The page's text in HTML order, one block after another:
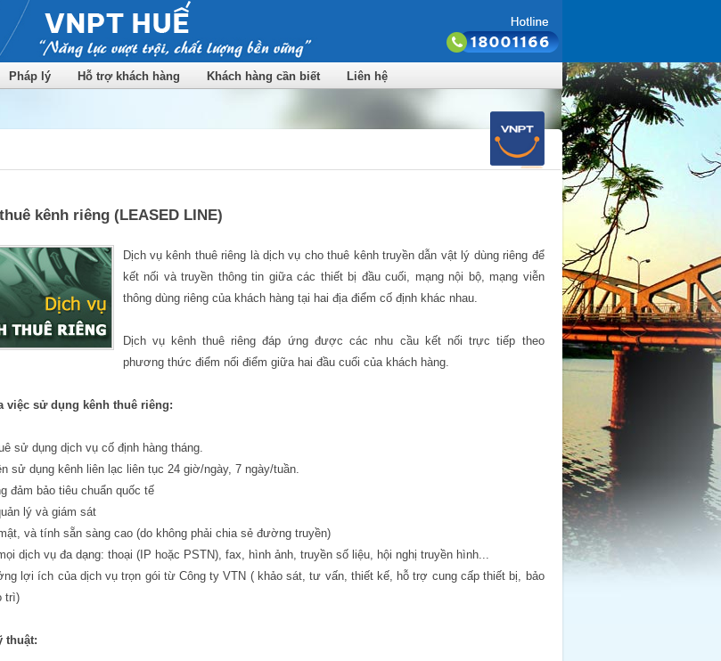
Pháp lý Hỗ trợ khách hàng Khách hàng cần biết Liên hệ
kênh riêng (LEASED LINE)
Dịch vụ kênh thuê riêng là dịch vụ cho thuê kênh truyền dẫn vật lý dùng riêng để
kết nối và truyền thông tin giữa các thiết bị đầu cuối, mạng nội bộ, mạng viễn
thông dùng riêng của khách hàng tại hai địa điểm cố định khác nhau.
Dịch vụ kênh thuê riêng đáp ứng được các nhu cầu kết nối trực tiếp theo
phương thức điểm nối điểm giữa hai đầu cuối của khách hàng.
việc sử dụng kênh thuê riêng:
sử dụng dịch vụ cố định hàng tháng.
sử dụng kênh liên lạc liên tục 24 giờ/ngày, 7 ngày/tuần.
đảm bảo tiêu chuẩn quốc tế
lý và giám sát
và tính sẵn sàng cao (do không phải chia sẻ đường truyền)
dịch vụ đa dạng: thoại (IP hoặc PSTN), fax, hình ảnh, truyền số liệu, hội nghị truyền hình...
lợi ích của dịch vụ trọn gói từ Công ty VTN ( khảo sát, tư vấn, thiết kế, hỗ trợ cung cấp thiết bị, bảo
trì)
thuật: